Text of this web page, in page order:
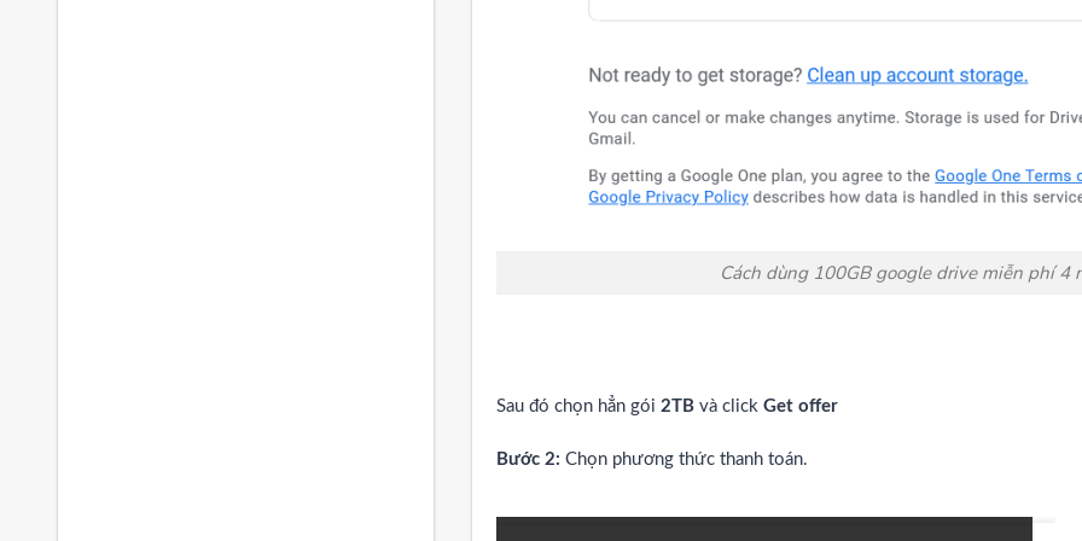
Cách dùng 100GB google drive miễn phí 4
Sau đó chọn hẳn gói 2TBvà click Get offer
Bước 2: Chọn phương thức thanh toán.